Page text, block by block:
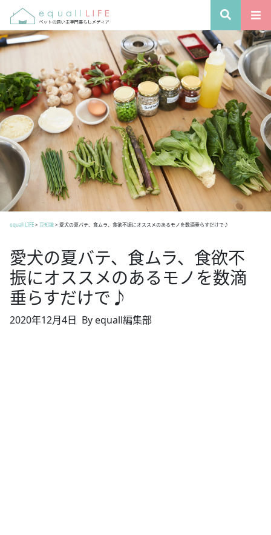
equall LIFE> 豆知識> 愛犬の夏バテ、食ムラ、食欲不振にオススメのあるモノを数滴垂らすだけで♪
愛犬の夏バテ、食ムラ、食欲不
振にオススメのあるモノを数滴
垂らすだけで♪
2020年12月4日 By equall編集部